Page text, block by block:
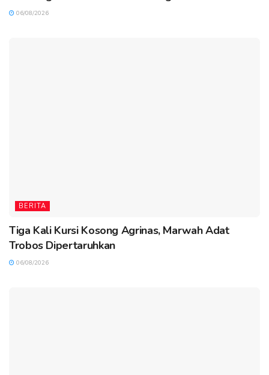
06/08/2026
BERITA
Tiga Kali Kursi Kosong Agrinas, Marwah Adat
Trobos Dipertaruhkan
06/08/2026